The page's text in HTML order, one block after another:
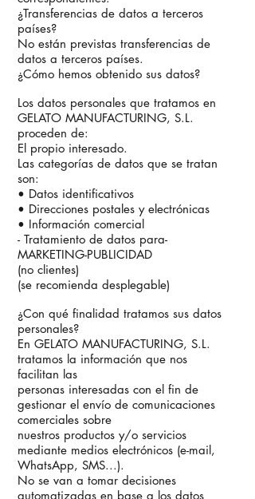
¿Transferencias de datos a terceros
países?
No están previstas transferencias de
datos a terceros países.
¿Cómo hemos obtenido sus datos?
Los datos personales que tratamos en
GELATO MANUFACTURING, S.L.
proceden de:
El propio interesado.
Las categorías de datos que se tratan
son:
• Datos identificativos
• Direcciones postales y electrónicas
• Información comercial
- Tratamiento de datos para-
MARKETING-PUBLICIDAD
(no clientes)
(se recomienda desplegable)
¿Con qué finalidad tratamos sus datos
personales?
En GELATO MANUFACTURING, S.L.
tratamos la información que nos
facilitan las
personas interesadas con el fin de
gestionar el envío de comunicaciones
comerciales sobre
nuestros productos y/o servicios
mediante medios electrónicos (e-mail,
WhatsApp, SMS...).
No se van a tomar decisiones
automatizadas en base a los datos